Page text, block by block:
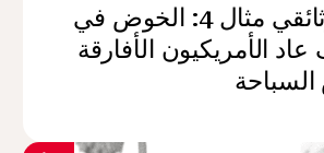
مشروع وثائقي مثال 4: الخوض في
الأمريكيون الأفارقة